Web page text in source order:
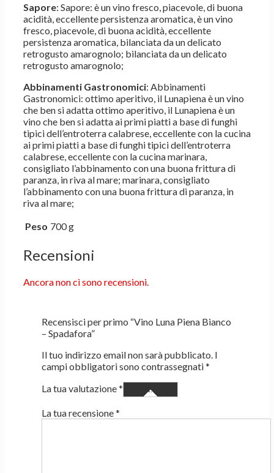
Sapore: Sapore: è un vino fresco, piacevole, di buona
acidità, eccellente persistenza aromatica, è un vino
fresco, piacevole, di buona acidità, eccellente
persistenza aromatica, bilanciata da un delicato
retrogusto amarognolo; bilanciata da un delicato
retrogusto amarognolo;
Abbinamenti Gastronomici: Abbinamenti
Gastronomici: ottimo aperitivo, il Lunapiena è un vino
che ben si adatta ottimo aperitivo, il Lunapiena è un
vino che ben si adatta ai primi piatti a base di funghi
tipici dell’entroterra calabrese, eccellente con la cucina
ai primi piatti a base di funghi tipici dell’entroterra
calabrese, eccellente con la cucina marinara,
consigliato l’abbinamento con una buona frittura di
paranza, in riva al mare; marinara, consigliato
l’abbinamento con una buona frittura di paranza, in
riva al mare;
Peso 700 g
Recensioni
Ancora non ci sono recensioni.
Recensisci per primo “Vino Luna Piena Bianco
– Spadafora”
Il tuo indirizzo email non sarà pubblicato. I
campi obbligatori sono contrassegnati*
La tua valutazione*
La tua recensione*